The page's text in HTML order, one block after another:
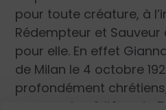
pour toute créature, à
Rédempteur et
pour elle. En effet
de Milan le 4 octobre
profondément
communion à l’âge de